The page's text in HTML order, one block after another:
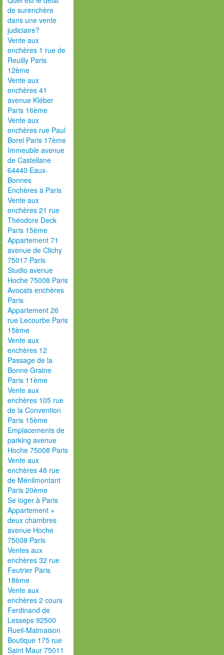
de surenchère
dans une vente
judiciaire?
Vente aux
enchères 1 rue de
Reuilly Paris
12ème
Vente aux
enchères 41
avenue Kléber
Paris 16ème
Vente aux
enchères rue Paul
Borel Paris 17ème
Immeuble avenue
de Castellane
64440 Eaux-
Bonnes
Enchères à Paris
Vente aux
enchères 21 rue
Théodore Deck
Paris 15ème
Appartement 71
avenue de Clichy
75017 Paris
Studio avenue
Hoche 75008 Paris
Avocats enchères
Paris
Appartement 26
rue Lecourbe Paris
15ème
Vente aux
enchères 12
Passage de la
Bonne Graine
Paris 11ème
Vente aux
enchères 105 rue
de la Convention
Paris 15ème
Emplacements de
parking avenue
Hoche 75008 Paris
Vente aux
enchères 48 rue
de Ménilmontant
Paris 20ème
Se loger à Paris
Appartement +
deux chambres
avenue Hoche
75008 Paris
Ventes aux
enchères 32 rue
Feutrier Paris
18ème
Vente aux
enchères 2 cours
Ferdinand de
Lesseps 92500
Rueil-Malmaison
Boutique 175 rue
Saint Maur 75011